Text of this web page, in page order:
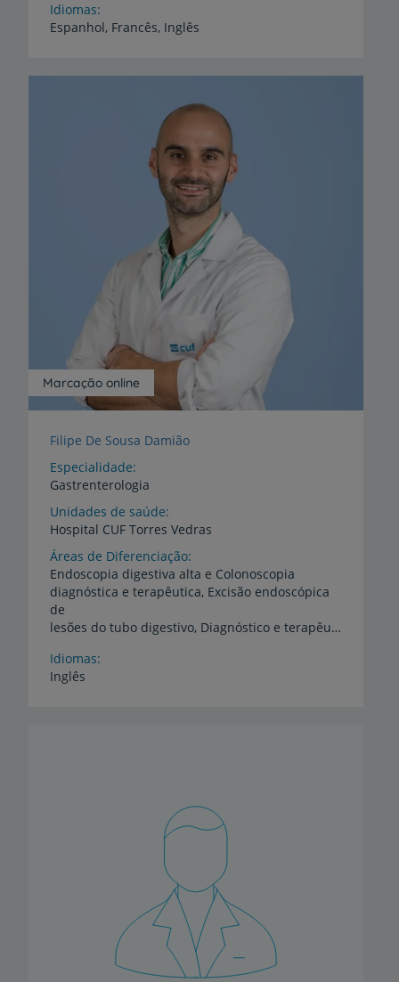
Idiomas
Espanhol, Francês, Inglês
Marcação online
Filipe De Sousa Damião
Especialidade
Gastrenterologia
Unidades de saúde
Hospital CUF Torres Vedras
Áreas de Diferenciação
Endoscopia digestiva alta e Colonoscopia
diagnóstica e terapêutica, Excisão endoscópica
de
lesões do tubo digestivo, Diagnóstico e terapêutica de doença do refluxo gastro-esofágico e gastrite, Hepatologia e doenças vasculares do fígado, Biópsia hepática, Elastografia hepática e esplénica, Hipertensão portal
Idiomas
Inglês